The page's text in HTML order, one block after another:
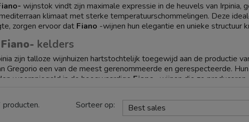
wijnstok vindt zijn maximale expressie in de heuvels van Irpinia,
klimaat met sterke temperatuurschommelingen. Deze
zorgen ervoor dat Fiano -wijnen hun elegantie en unieke structuur
Fiano- kelders
zijn talloze wijnhuizen hartstochtelijk toegewijd aan de productie
Gregorio een van de meest gerenommeerde en gerespecteerde.
weerspiegeld in de hoogwaardige Fiano- wijnen die ze produceren.
wijn op Vinove
de elegantie en charme van Fiano -wijn wilt ontdekken, nodigen wij u
producten. Sorteer op: Best sales